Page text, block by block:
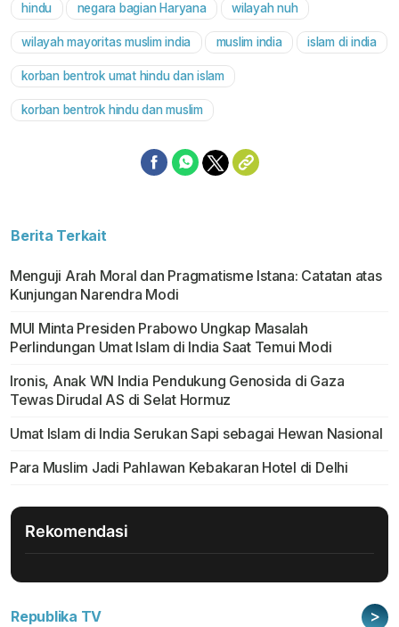
hindu negara bagian Haryana wilayah nuh
wilayah mayoritas muslim india muslim india islam di india
korban bentrok umat hindu dan islam
korban bentrok hindu dan muslim
Berita Terkait
Menguji Arah Moral dan Pragmatisme Istana: Catatan atas
Kunjungan Narendra Modi
MUI Minta Presiden Prabowo Ungkap Masalah
Perlindungan Umat Islam di India Saat Temui Modi
Ironis, Anak WN India Pendukung Genosida di Gaza
Tewas Dirudal AS di Selat Hormuz
Umat Islam di India Serukan Sapi sebagai Hewan Nasional
Para Muslim Jadi Pahlawan Kebakaran Hotel di Delhi
Rekomendasi
Republika TV >